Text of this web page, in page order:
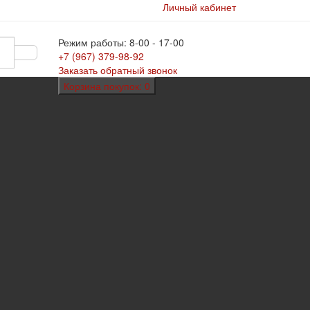
Личный кабинет
Режим работы: 8-00 - 17-00
+7 (967) 379-98-92
Заказать обратный звонок
Корзинапокупок: 0